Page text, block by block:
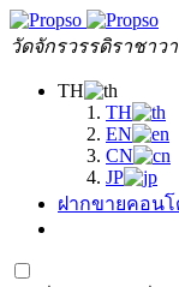
วัดจักรวรรดิราชาว
TH
TH
EN
CN
JP
ฝากขายคอนโ